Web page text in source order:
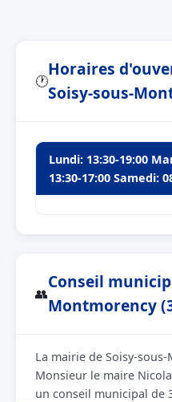
🕐
Horaires
Soisy-sous-
Lundi: 13:30-19:00
13:30-17:00 Samedi:
👥
Conseil
Montmorency
La mairie de Soisy-
Monsieur le maire
un conseil municipal de